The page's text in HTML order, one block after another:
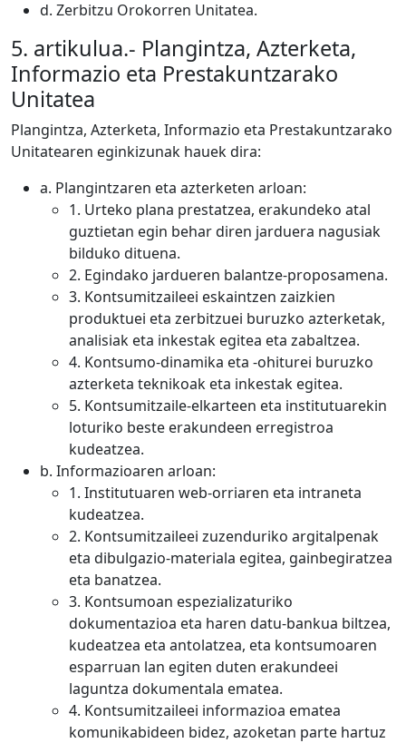
d. Zerbitzu Orokorren Unitatea.
5. artikulua.- Plangintza, Azterketa,
Informazio eta Prestakuntzarako
Unitatea
Plangintza, Azterketa, Informazio eta Prestakuntzarako
Unitatearen eginkizunak hauek dira:
a. Plangintzaren eta azterketen arloan:
1. Urteko plana prestatzea, erakundeko atal
guztietan egin behar diren jarduera nagusiak
bilduko dituena.
2. Egindako jardueren balantze-proposamena.
3. Kontsumitzaileei eskaintzen zaizkien
produktuei eta zerbitzuei buruzko azterketak,
analisiak eta inkestak egitea eta zabaltzea.
4. Kontsumo-dinamika eta -ohiturei buruzko
azterketa teknikoak eta inkestak egitea.
5. Kontsumitzaile-elkarteen eta institutuarekin
loturiko beste erakundeen erregistroa
kudeatzea.
b. Informazioaren arloan:
1. Institutuaren web-orriaren eta intraneta
kudeatzea.
2. Kontsumitzaileei zuzenduriko argitalpenak
eta dibulgazio-materiala egitea, gainbegiratzea
eta banatzea.
3. Kontsumoan espezializaturiko
dokumentazioa eta haren datu-bankua biltzea,
kudeatzea eta antolatzea, eta kontsumoaren
esparruan lan egiten duten erakundeei
laguntza dokumentala ematea.
4. Kontsumitzaileei informazioa ematea
komunikabideen bidez, azoketan parte hartuz